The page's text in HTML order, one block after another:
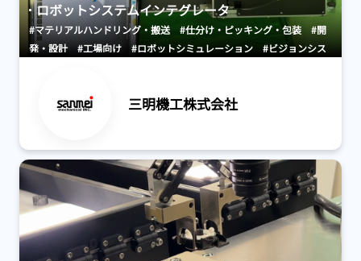
ロボットシステムインテグレータ
#マテリアルハンドリング・搬送 #仕分け・ピッキング・包装
#開
発・設計
#工場向け #ロボットシミュレーション
#ビジョンシス
#ベルト搬送機器 #仕分け装置・ソーター
三明機工株式会社